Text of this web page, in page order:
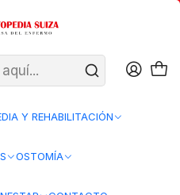
Y REHABILITACIÓN
OSTOMÍA
SIGUIENTE (L–V)
Interior para Tina